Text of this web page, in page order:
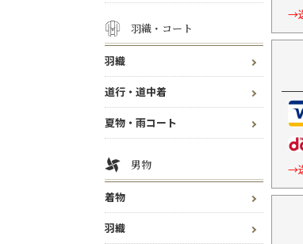
羽織・コート
羽織
道行・道中着
夏物・雨コート
男物
着物
羽織
→
→